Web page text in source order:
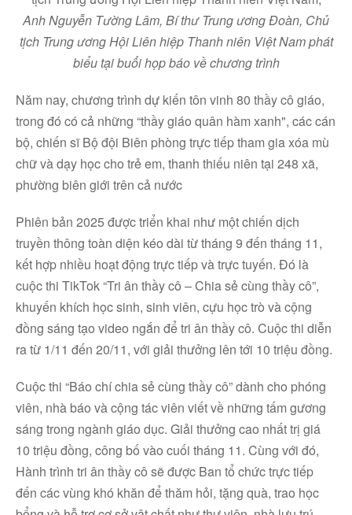
Anh Nguyễn Tường Lâm, Bí thư Trung ương Đoàn, Chủ
tịch Trung ương Hội Liên hiệp Thanh niên Việt Nam phát
biểu tại buổi họp báo về chương trình
Năm nay, chương trình dự kiến tôn vinh 80 thầy cô giáo,
trong đó có cả những “thầy giáo quân hàm xanh", các cán
bộ, chiến sĩ Bộ đội Biên phòng trực tiếp tham gia xóa mù
chữ và dạy học cho trẻ em, thanh thiếu niên tại 248 xã,
phường biên giới trên cả nước
Phiên bản 2025 được triển khai như một chiến dịch
truyền thông toàn diện kéo dài từ tháng 9 đến tháng 11,
kết hợp nhiều hoạt động trực tiếp và trực tuyến. Đó là
cuộc thi TikTok “Tri ân thầy cô – Chia sẻ cùng thầy cô”,
khuyến khích học sinh, sinh viên, cựu học trò và cộng
đồng sáng tạo video ngắn để tri ân thầy cô. Cuộc thi diễn
ra từ 1/11 đến 20/11, với giải thưởng lên tới 10 triệu đồng.
Cuộc thi “Báo chí chia sẻ cùng thầy cô” dành cho phóng
viên, nhà báo và cộng tác viên viết về những tấm gương
sáng trong ngành giáo dục. Giải thưởng cao nhất trị giá
10 triệu đồng, công bố vào cuối tháng 11. Cùng với đó,
Hành trình tri ân thầy cô sẽ được Ban tổ chức trực tiếp
đến các vùng khó khăn để thăm hỏi, tặng quà, trao học